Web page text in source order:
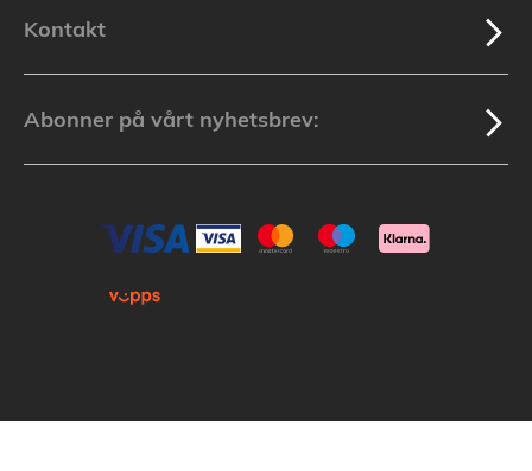
Kontakt
Abonner på vårt nyhetsbrev: